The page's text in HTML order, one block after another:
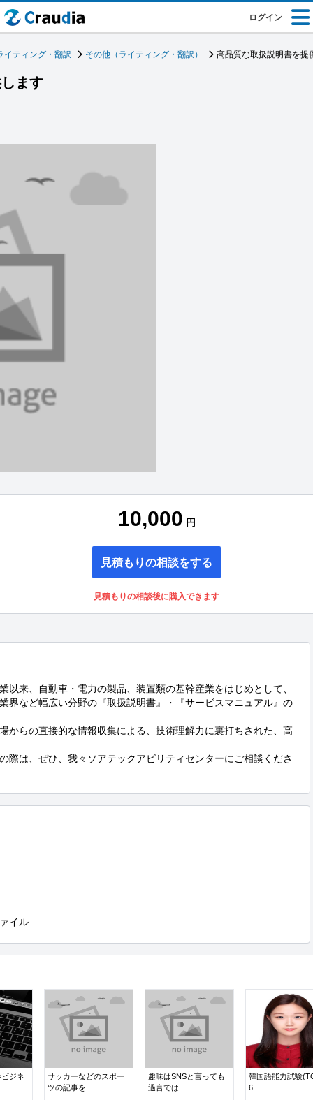
ログイン
イティング・翻訳 その他（ライティング・翻訳） 高品質な取扱説明書を提
ます
10,000 円
見積もりの相談をする
見積もりの相談後に購入できます
以来、自動車・電力の製品、装置類の基幹産業をはじめとして、
界など幅広い分野の『取扱説明書』・『サービスマニュアル』の
からの直接的な情報収集による、技術理解力に裏打ちされた、高
際は、ぜひ、我々ソアテックアビリティセンターにご相談くださ
イル
ジネ
サッカーなどのスポー
ツの記事を...
趣味はSNSと言っても
過言では...
韓国語能力試験
6...